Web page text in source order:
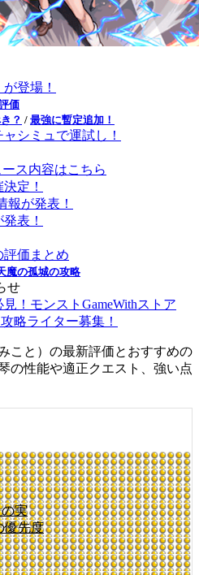
登場！
価
？ / 最強に暫定追加！
シミュで運試し！
ス内容はこちら
定！
報が発表！
表！
評価まとめ
魔の孤城の攻略
せ
！モンストGameWithストア
略ライター募集！
こと）の最新評価とおすすめの
の性能や適正クエスト、強い点
実
優先度